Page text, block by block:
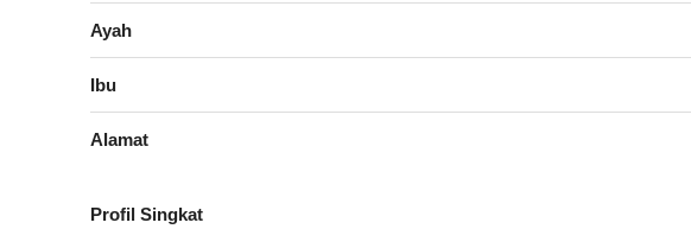
Ayah
Ibu
Alamat
Profil Singkat